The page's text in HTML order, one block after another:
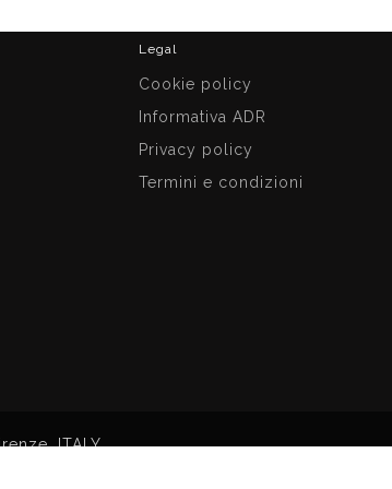
Legal
Cookie policy
Informativa ADR
Privacy policy
Termini e condizioni
ITALY